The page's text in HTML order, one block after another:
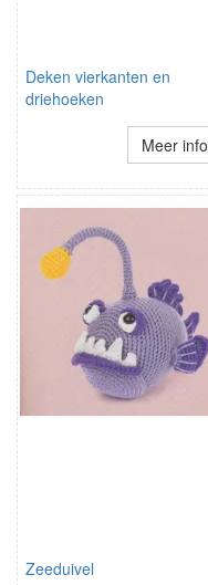
Deken vierkanten en
driehoeken
Meer info
Zeeduivel